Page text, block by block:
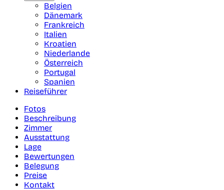
Belgien
Dänemark
Frankreich
Italien
Kroatien
Niederlande
Österreich
Portugal
Spanien
Reiseführer
Fotos
Beschreibung
Zimmer
Ausstattung
Lage
Bewertungen
Belegung
Preise
Kontakt